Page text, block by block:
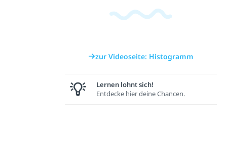
zur Videoseite: Histogramm
Lernen lohnt sich!
Entdecke hier deine Chancen.